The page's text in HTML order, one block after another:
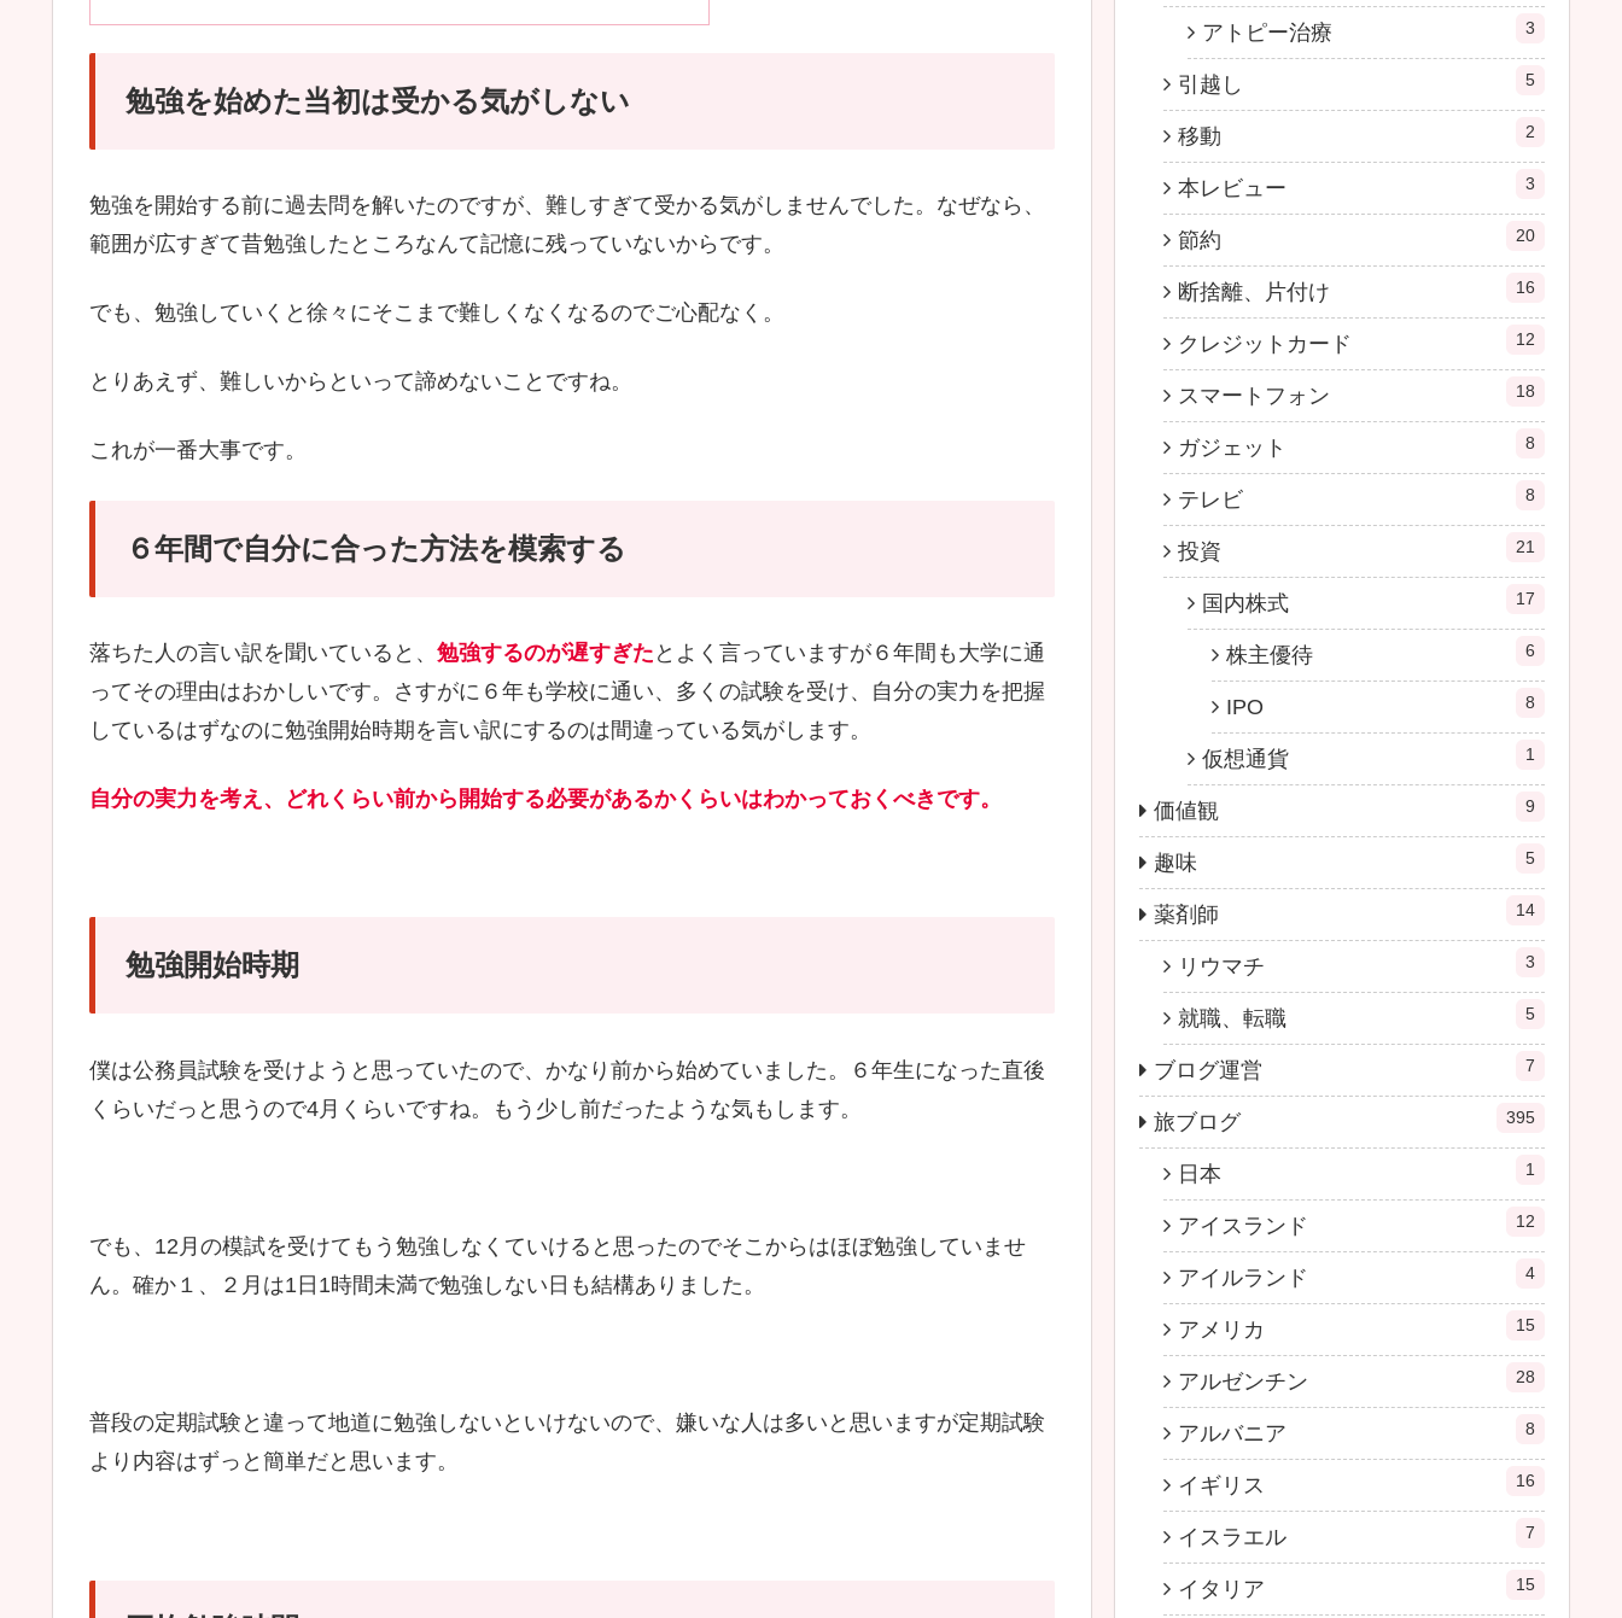
勉強を始めた当初は受かる気がしない
勉強を開始する前に過去問を解いたのですが、難しすぎて受かる気がしませんでした。なぜなら、
範囲が広すぎて昔勉強したところなんて記憶に残っていないからです。
でも、勉強していくと徐々にそこまで難しくなくなるのでご心配なく。
とりあえず、難しいからといって諦めないことですね。
これが一番大事です。
６年間で自分に合った方法を模索する
落ちた人の言い訳を聞いていると、 勉強するのが遅すぎた とよく言っていますが６年間も大学に通
ってその理由はおかしいです。さすがに６年も学校に通い、多くの試験を受け、自分の実力を把握
しているはずなのに勉強開始時期を言い訳にするのは間違っている気がします。
自分の実力を考え、どれくらい前から開始する必要があるかくらいはわかっておくべきです。
勉強開始時期
僕は公務員試験を受けようと思っていたので、かなり前から始めていました。６年生になった直後
くらいだっと思うので4月くらいですね。もう少し前だったような気もします。
でも、12月の模試を受けてもう勉強しなくていけると思ったのでそこからはほぼ勉強していませ
ん。確か１、２月は1日1時間未満で勉強しない日も結構ありました。
普段の定期試験と違って地道に勉強しないといけないので、嫌いな人は多いと思いますが定期試験
より内容はずっと簡単だと思います。
アトピー治療 3
引越し 5
移動 2
本レビュー 3
節約 20
断捨離、片付け 16
クレジットカード 12
スマートフォン 18
ガジェット 8
テレビ 8
投資 21
国内株式 17
株主優待 6
IPO 8
仮想通貨 1
価値観 9
趣味 5
薬剤師 14
リウマチ 3
就職、転職 5
ブログ運営 7
旅ブログ 395
日本 1
アイスランド 12
アイルランド 4
アメリカ 15
アルゼンチン 28
アルバニア 8
イギリス 16
イスラエル 7
イタリア 15